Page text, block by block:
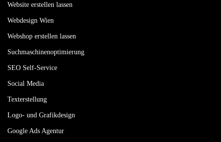
Website erstellen lassen
Webdesign Wien
Webshop erstellen lassen
Suchmaschinenoptimierung
SEO Self-Service
Social Media
Texterstellung
Logo- und Grafikdesign
Google Ads Agentur